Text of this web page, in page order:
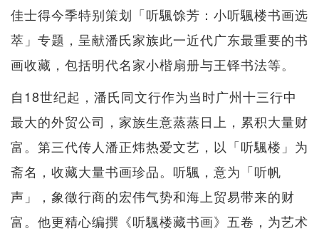
佳士得今季特别策划「听颿馀芳：小听颿楼书画选
萃」专题，呈献潘氏家族此一近代广东最重要的书
画收藏，包括明代名家小楷扇册与王铎书法等。
自18世纪起，潘氏同文行作为当时广州十三行中
最大的外贸公司，家族生意蒸蒸日上，累积大量财
富。第三代传人潘正炜热爱文艺，以「听颿楼」为
斋名，收藏大量书画珍品。听颿，意为「听帆
声」，象徵行商的宏伟气势和海上贸易带来的财
富。他更精心编撰《听颿楼藏书画》五卷，为艺术